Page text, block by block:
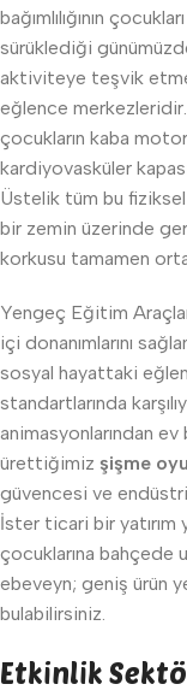
bağımlılığının
sürüklediği
aktiviteye teşvik
eğlence merkezleridir.
çocukların kaba
kardiyovasküler
Üstelik tüm bu
bir zemin üzerinde
korkusu tamamen
Yengeç Eğitim
içi donanımlarını
sosyal hayattaki
standartlarında
animasyonlarından
ürettiğimiz şişme
güvencesi ve
İster ticari bir
çocuklarına bahçede
ebeveyn; geniş ürün
bulabilirsiniz.
Etkinlik